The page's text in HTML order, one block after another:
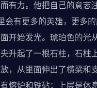
有力。他把自己的意
会有更多的英雄，更多
开始发光。琥珀色的光
升起了一根石柱，石柱
，从里面伸出了横梁和
熔炉和铁砧；上层是休